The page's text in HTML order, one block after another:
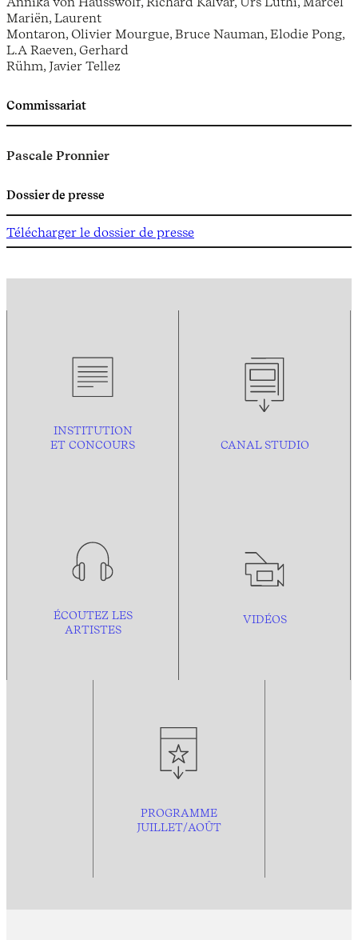
Mariën, Laurent
Montaron, Olivier Mourgue, Bruce Nauman, Elodie Pong,
L.A Raeven, Gerhard
Rühm, Javier Tellez
Commissariat
Pascale Pronnier
Dossier de presse
Télécharger le dossier de presse
INSTITUTION
ET CONCOURS
CANAL STUDIO
ÉCOUTEZ LES
ARTISTES
VIDÉOS
PROGRAMME
JUILLET/AOÛT